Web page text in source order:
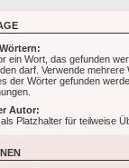
ein Wort, das gefunden
darf. Verwende
der Wörter gefunden
Autor:
Platzhalter für teilweise